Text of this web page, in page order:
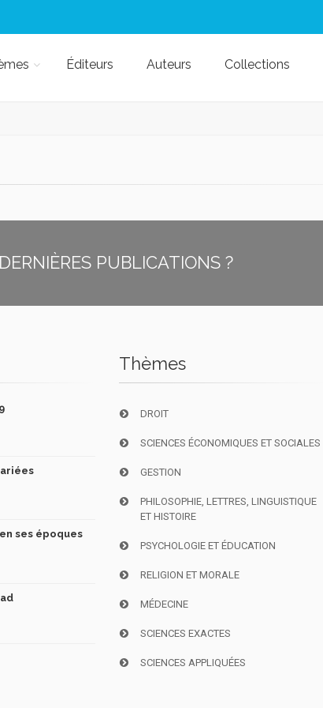
Éditeurs Auteurs Collections
PUBLICATIONS ?
ses époques
Thèmes
DROIT
SCIENCES ÉCONOMIQUES ET SOCIALES
GESTION
PHILOSOPHIE, LETTRES, LINGUISTIQUE
ET HISTOIRE
PSYCHOLOGIE ET ÉDUCATION
RELIGION ET MORALE
MÉDECINE
SCIENCES EXACTES
SCIENCES APPLIQUÉES